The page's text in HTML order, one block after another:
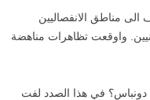
الى مناطق الانفصاليين
واوقعت تظاهرات مناهضة
دونباس؟ في هذا الصدد لفت